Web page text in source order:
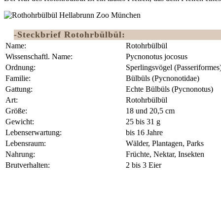
-Steckbrief Rotohrbülbül:
Name:
Rotohrbülbül
Wissenschaftl. Name:
Pycnonotus jocosus
Ordnung:
Sperlingsvögel
Familie:
Bülbüls (Pycnonotidae)
Gattung:
Echte Bülbüls (Pycnonotus)
Art:
Rotohrbülbül
Größe:
18 und 20,5 cm
Gewicht:
25 bis 31 g
Lebenserwartung:
bis 16 Jahre
Lebensraum:
Wälder, Plantagen, Parks
Nahrung:
Früchte, Nektar, Insekten
Brutverhalten:
2 bis 3 Eier